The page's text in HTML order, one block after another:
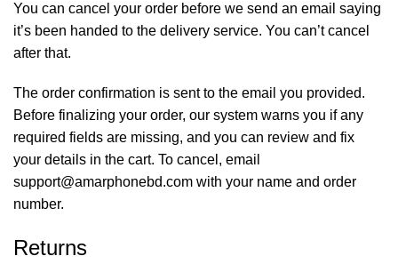
You can cancel your order before we send an email saying
it’s been handed to the delivery service. You can’t cancel
after that.
The order confirmation is sent to the email you provided.
Before finalizing your order, our system warns you if any
required fields are missing, and you can review and fix
your details in the cart. To cancel, email
support@amarphonebd.com with your name and order
number.
Returns